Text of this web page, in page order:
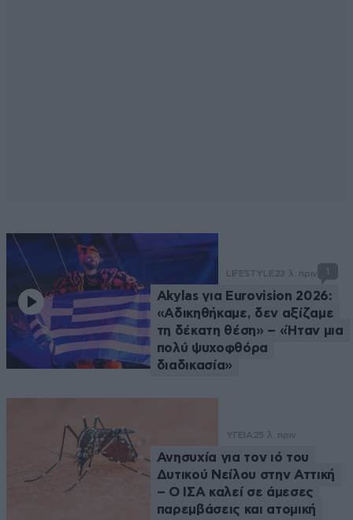
LIFESTYLE 23 λ. πριν 1
Akylas για Eurovision 2026:
«Aδικηθήκαμε, δεν αξίζαμε
τη δέκατη θέση» – «Ήταν μια
πολύ ψυχοφθόρα
διαδικασία»
ΥΓΕΙΑ 25 λ. πριν
Ανησυχία για τον ιό του
Δυτικού Νείλου στην Αττική
– Ο ΙΣΑ καλεί σε άμεσες
παρεμβάσεις και ατομική